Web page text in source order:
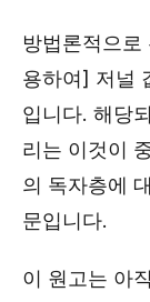
방법론적으
용하여] 저널
입니다. 해당
리는 이것이
의 독자층에
문입니다.
이 원고는 아